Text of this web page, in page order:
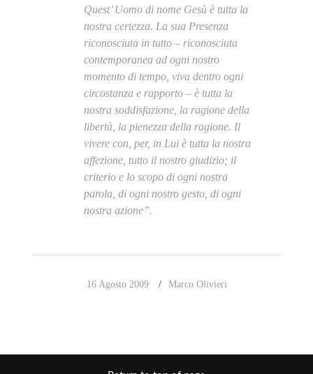
Quest’ Uomo di nome Gesù è tutta la
nostra certezza. La sua Presenza
riconosciuta in tutto – riconosciuta
contemporanea ad ogni nostro
momento di tempo, viva dentro ogni
circostanza e rapporto – è tutta la
nostra soddisfazione, la ragione della
libertà, la pienezza della ragione. Il
vivere con, per, in Lui è tutta la nostra
affezione, tutto il nostro giudizio; il
criterio e lo scopo di ogni nostra
parola, di ogni nostro gesto, di ogni
nostra azione”.
16 Agosto 2009 Marco Olivieri